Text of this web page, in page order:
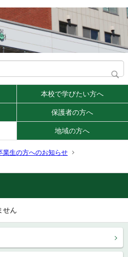
本校で学びたい方へ
保護者の方へ
地域の方へ
業生の方へのお知らせ
せん